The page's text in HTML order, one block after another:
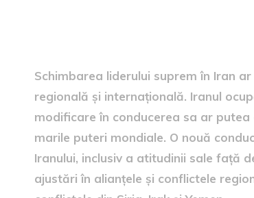
Schimbarea liderului suprem în Iran
regională și internațională. Iranul
modificare în conducerea sa ar
marile puteri mondiale. O nouă
Iranului, inclusiv a atitudinii sale față
ajustări în alianțele și conflictele